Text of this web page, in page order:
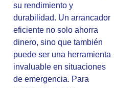
su rendimiento y
durabilidad. Un arrancador
eficiente no solo ahorra
dinero, sino que también
puede ser una herramienta
invaluable en situaciones
de emergencia. Para